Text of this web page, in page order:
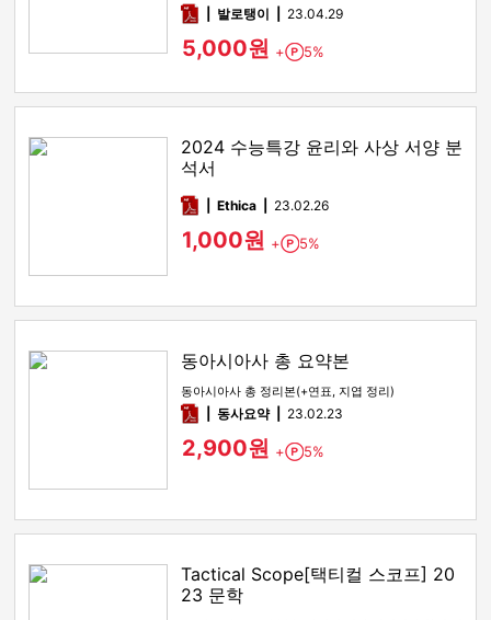
pdf발로탱이 23.04.29
5,000원 + Point
5%
2024 수능특강 윤리와 사상 서양 분
석서
pdfEthica 23.02.26
1,000원 + Point
5%
동아시아사 총 요약본
동아시아사 총 정리본(+연표, 지엽 정리)
pdf동사요약 23.02.23
2,900원 + Point
5%
Tactical Scope[택티컬 스코프] 20
23 문학